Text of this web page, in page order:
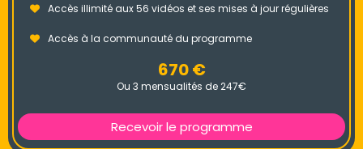
Accès illimité aux 56 vidéos et ses mises à jour régulières
Accès à la communauté du programme
670 €
Ou 3 mensualités de 247€
Recevoir le programme